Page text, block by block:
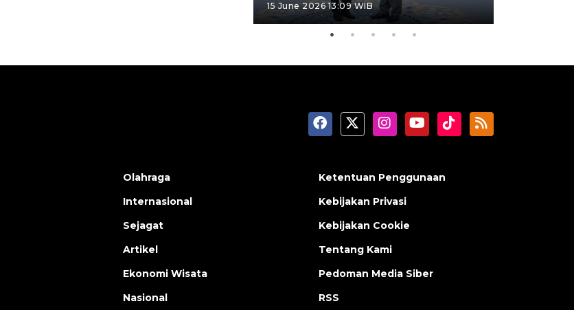
15 June 2026 13:09 WIB
Olahraga
Internasional
Sejagat
Artikel
Ekonomi Wisata
Nasional
Ketentuan Penggunaan
Kebijakan Privasi
Kebijakan Cookie
Tentang Kami
Pedoman Media Siber
RSS